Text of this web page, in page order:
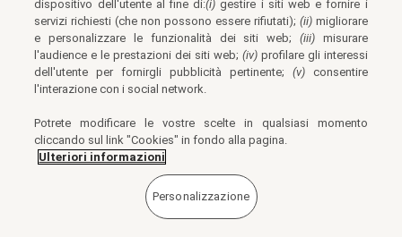
dispositivo dell'utente al fine di:(i) gestire i siti web e fornire i
servizi richiesti (che non possono essere rifiutati); (ii)migliorare
e personalizzare le funzionalità dei siti web; (iii)misurare
l'audience e le prestazioni dei siti web; (iv)profilare gli interessi
dell'utente per fornirgli pubblicità pertinente; (v)consentire
l'interazione con i social network.
Potrete modificare le vostre scelte in qualsiasi momento
cliccando sul link "Cookies" in fondo alla pagina.
Ulteriori informazioni
Personalizzazione